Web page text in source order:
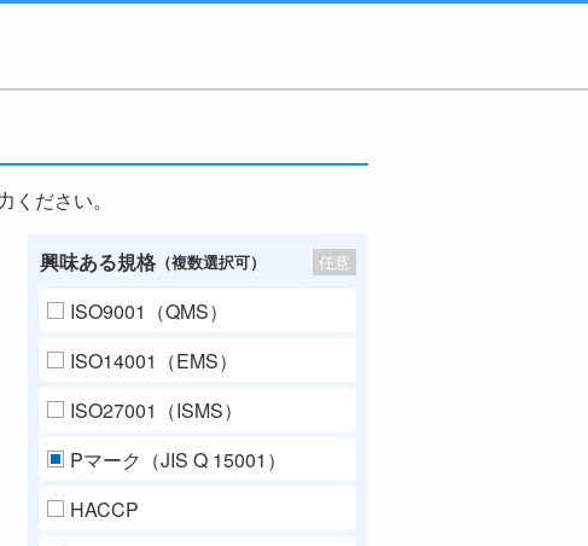
ださい。
興味ある規格 （複数選択可） 任意
ISO9001（QMS）
ISO14001（EMS）
ISO27001（ISMS）
Pマーク（JIS Q 15001）
HACCP